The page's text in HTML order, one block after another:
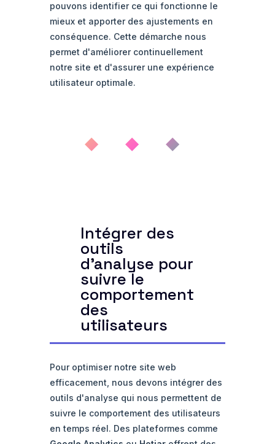
pouvons identifier ce qui fonctionne le
mieux et apporter des ajustements en
conséquence. Cette démarche nous
permet d'améliorer continuellement
notre site et d'assurer une expérience
utilisateur optimale.
◆ ◆ ◆
Intégrer des
outils
d'analyse pour
suivre le
comportement
des
utilisateurs
Pour optimiser notre site web
efficacement, nous devons intégrer des
outils d'analyse qui nous permettent de
suivre le comportement des utilisateurs
en temps réel. Des plateformes comme